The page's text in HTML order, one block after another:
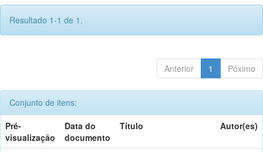
Resultado 1-1 de 1.
Anterior 1 Póximo
Conjunto de itens:
Pré-
visualização
Data do
documento
Título Autor(es)